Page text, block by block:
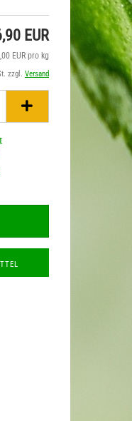
EUR
EUR pro kg
zzgl. Versand